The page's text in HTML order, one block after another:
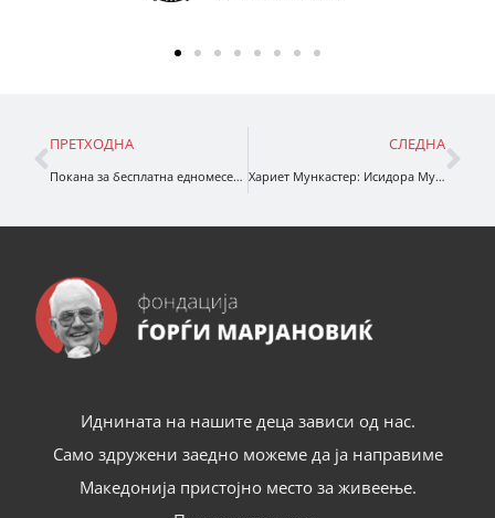
ПРЕТХОДНА
Покана за бесплатна едномесечна обука за компјутерски вештини
СЛЕДНА
Хариет Мункастер: Исидора Мун прави зимска магија
Иднината на нашите деца зависи од нас.
Само здружени заедно можеме да ја направиме
Македонија пристојно место за живеење.